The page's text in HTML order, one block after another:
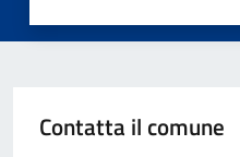
Contatta il comune